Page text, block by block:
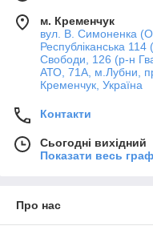
м. Кременчук
вул. В. Симоненка
Республіканська
Свободи, 126 (р-н
АТО, 71А, м.Лубни,
Кременчук, Україна
Контакти
Сьогодні вихідний
Показати весь
Про нас